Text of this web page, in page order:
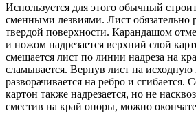
Используется для этого обычный
сменными лезвиями. Лист обязательно
твердой поверхности. Карандашом
и ножом надрезается верхний слой
смещается лист по линии надреза на
сламывается. Вернув лист на
разворачивается на ребро и сгибается.
картон также надрезается, но не
сместив на край опоры, можно